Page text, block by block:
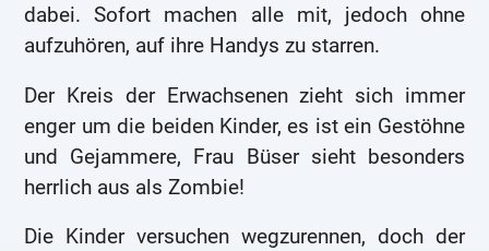
dabei. Sofort machen alle mit, jedoch ohne
aufzuhören, auf ihre Handys zu starren.
Der Kreis der Erwachsenen zieht sich immer
enger um die beiden Kinder, es ist ein Gestöhne
und Gejammere, Frau Büser sieht besonders
herrlich aus als Zombie!
Die Kinder versuchen wegzurennen, doch der